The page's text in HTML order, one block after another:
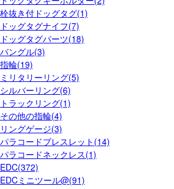
栓抜き付ドッグタグ(1)
ドッグタグナイフ(7)
ドッグタグパーツ(18)
バングル(3)
指輪(19)
ミリタリーリング(5)
シルバーリング(6)
トラックリング(1)
その他の指輪(4)
リングゲージ(3)
パラコードブレスレット(14)
パラコードネックレス(1)
EDC(372)
EDCミニツール@(91)